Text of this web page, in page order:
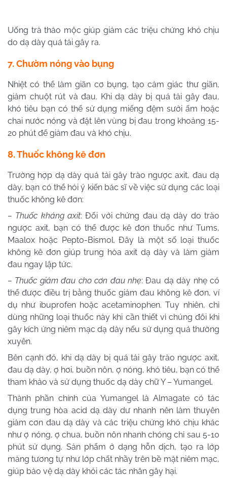
Uống trà thảo mộc giúp giảm các triệu chứng khó chịu
do dạ dày quá tải gây ra.
7. Chườm nóng vào bụng
Nhiệt có thể làm giãn cơ bụng, tạo cảm giác thư giãn,
giảm chuột rút và đau. Khi dạ dày bị quá tải gây đau,
khó tiêu bạn có thể sử dụng miếng đệm sưởi ấm hoặc
chai nước nóng và đặt lên vùng bị đau trong khoảng 15-
20 phút để giảm đau và khó chịu.
8. Thuốc không kê đơn
Trường hợp dạ dày quá tải gây trào ngược axit, đau dạ
dày, bạn có thể hỏi ý kiến bác sĩ về việc sử dụng các loại
thuốc không kê đơn:
– Thuốc kháng axit: Đối với chứng đau dạ dày do trào
ngược axit, bạn có thể được kê đơn thuốc như Tums,
Maalox hoặc Pepto-Bismol. Đây là một số loại thuốc
không kê đơn giúp trung hòa axit dạ dày và làm giảm
đau ngay lập tức.
– Thuốc giảm đau cho cơn đau nhẹ: Đau dạ dày nhẹ có
thể được điều trị bằng thuốc giảm đau không kê đơn, ví
dụ như ibuprofen hoặc acetaminophen. Tuy nhiên, chỉ
dùng những loại thuốc này khi cần thiết vì chúng đôi khi
gây kích ứng niêm mạc dạ dày nếu sử dụng quá thường
xuyên.
Bên cạnh đó, khi dạ dày bị quá tải gây trào ngược axit,
đau dạ dày, ợ hơi, buồn nôn, ợ nóng, khó tiêu, bạn có thể
tham khảo và sử dụng thuốc dạ dày chữ Y – Yumangel.
Thành phần chính của Yumangel là Almagate có tác
dụng trung hòa acid dạ dày dư nhanh nên làm thuyên
giảm cơn đau dạ dày và các triệu chứng khó chịu khác
như ợ nóng, ợ chua, buồn nôn nhanh chóng chỉ sau 5-10
phút sử dụng. Sản phẩm ở dạng hỗn dịch, tạo ra lớp
màng tương tự như lớp chất nhầy trên bề mặt niêm mạc,
giúp bảo vệ dạ dày khỏi các tác nhân gây hại.